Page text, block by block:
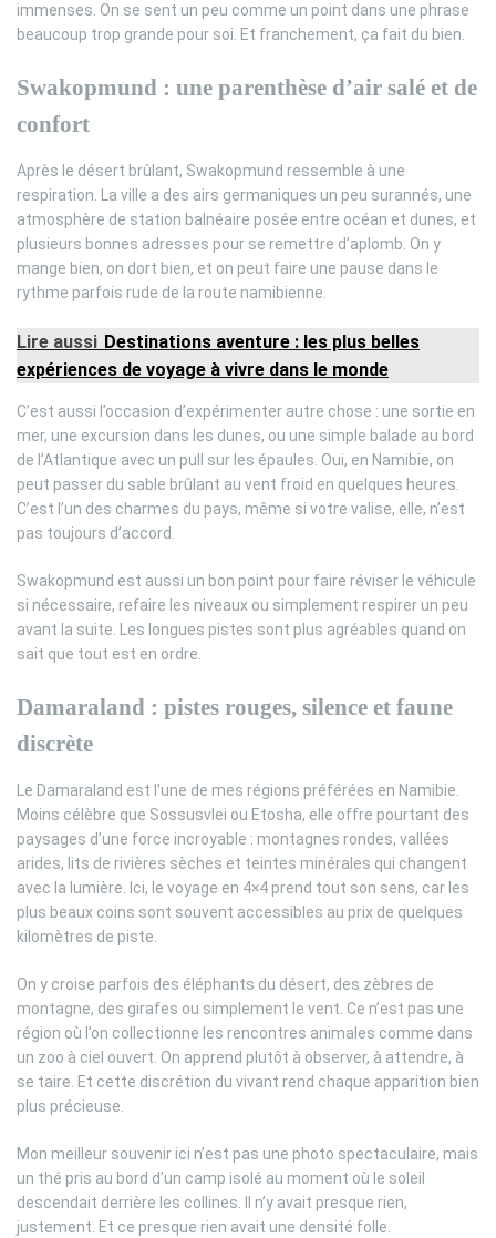
immenses. On se sent un peu comme un point dans une phrase
beaucoup trop grande pour soi. Et franchement, ça fait du bien.
Swakopmund : une parenthèse d’air salé et de
confort
Après le désert brûlant, Swakopmund ressemble à une
respiration. La ville a des airs germaniques un peu surannés, une
atmosphère de station balnéaire posée entre océan et dunes, et
plusieurs bonnes adresses pour se remettre d’aplomb. On y
mange bien, on dort bien, et on peut faire une pause dans le
rythme parfois rude de la route namibienne.
Lire aussi Destinations aventure : les plus belles
expériences de voyage à vivre dans le monde
C’est aussi l’occasion d’expérimenter autre chose : une sortie en
mer, une excursion dans les dunes, ou une simple balade au bord
de l’Atlantique avec un pull sur les épaules. Oui, en Namibie, on
peut passer du sable brûlant au vent froid en quelques heures.
C’est l’un des charmes du pays, même si votre valise, elle, n’est
pas toujours d’accord.
Swakopmund est aussi un bon point pour faire réviser le véhicule
si nécessaire, refaire les niveaux ou simplement respirer un peu
avant la suite. Les longues pistes sont plus agréables quand on
sait que tout est en ordre.
Damaraland : pistes rouges, silence et faune
discrète
Le Damaraland est l’une de mes régions préférées en Namibie.
Moins célèbre que Sossusvlei ou Etosha, elle offre pourtant des
paysages d’une force incroyable : montagnes rondes, vallées
arides, lits de rivières sèches et teintes minérales qui changent
avec la lumière. Ici, le voyage en 4×4 prend tout son sens, car les
plus beaux coins sont souvent accessibles au prix de quelques
kilomètres de piste.
On y croise parfois des éléphants du désert, des zèbres de
montagne, des girafes ou simplement le vent. Ce n’est pas une
région où l’on collectionne les rencontres animales comme dans
un zoo à ciel ouvert. On apprend plutôt à observer, à attendre, à
se taire. Et cette discrétion du vivant rend chaque apparition bien
plus précieuse.
Mon meilleur souvenir ici n’est pas une photo spectaculaire, mais
un thé pris au bord d’un camp isolé au moment où le soleil
descendait derrière les collines. Il n’y avait presque rien,
justement. Et ce presque rien avait une densité folle.